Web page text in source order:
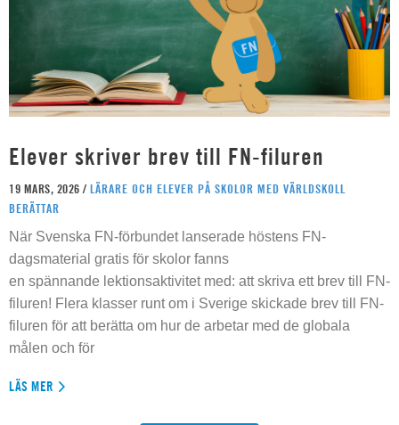
Elever skriver brev till FN-filuren
19 MARS, 2026 / LÄRARE OCH ELEVER PÅ SKOLOR MED VÄRLDSKOLL
BERÄTTAR
När Svenska FN-förbundet lanserade höstens FN-
dagsmaterial gratis för skolor fanns
en spännande lektionsaktivitet med: att skriva ett brev till FN-
filuren! Flera klasser runt om i Sverige skickade brev till FN-
filuren för att berätta om hur de arbetar med de globala
målen och för
LÄS MER